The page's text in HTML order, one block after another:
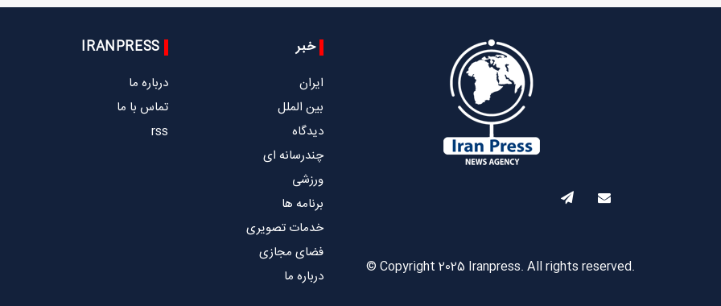
© Copyright 2025 Iranpress. All rights reserved.
خبر
ایران
بین الملل
دیدگاه
چندرسانه ای
ورزشی
برنامه ها
خدمات تصویری
فضای مجازی
درباره ما
IRANPRESS
درباره ما
تماس با ما
rss